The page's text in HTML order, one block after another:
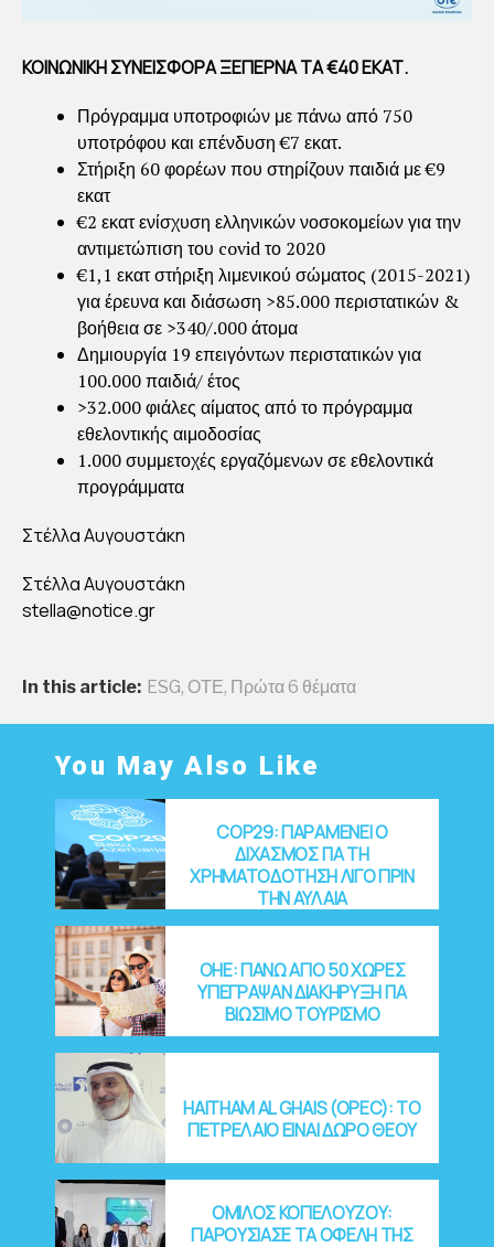
ΚΟΙΝΩΝΙΚΗ ΣΥΝΕΙΣΦΟΡΑ ΞΕΠΕΡΝΑ ΤΑ €40 ΕΚΑΤ.
Πρόγραμμα υποτροφιών με πάνω από 750
υποτρόφου και επένδυση €7 εκατ.
Στήριξη 60 φορέων που στηρίζουν παιδιά με €9
εκατ
€2 εκατ ενίσχυση ελληνικών νοσοκομείων για την
αντιμετώπιση του covid το 2020
€1,1 εκατ στήριξη λιμενικού σώματος (2015-2021)
για έρευνα και διάσωση >85.000 περιστατικών &
βοήθεια σε >340/.000 άτομα
Δημιουργία 19 επειγόντων περιστατικών για
100.000 παιδιά/ έτος
>32.000 φιάλες αίματος από το πρόγραμμα
εθελοντικής αιμοδοσίας
1.000 συμμετοχές εργαζόμενων σε εθελοντικά
προγράμματα
Στέλλα Αυγουστάκη
Στέλλα Αυγουστάκη
stella@notice.gr
In this article: ESG, ΟΤΕ, Πρώτα 6 θέματα
You May Also Like
COP29: ΠΑΡΑΜΕΝΕΙ Ο
ΔΙΧΑΣΜΟΣ ΓΙΑ ΤΗ
ΧΡΗΜΑΤΟΔΟΤΗΣΗ ΛΙΓΟ ΠΡΙΝ
ΤΗΝ ΑΥΛΑΙΑ
OHE: ΠΑΝΩ ΑΠΟ 50 ΧΩΡΕΣ
ΥΠΕΓΡΑΨΑΝ ΔΙΑΚΗΡΥΞΗ ΓΙΑ
ΒΙΩΣΙΜΟ ΤΟΥΡΙΣΜΟ
HAITHAM AL GHAIS (OPEC): ΤΟ
ΠΕΤΡΕΛΑΙΟ ΕΙΝΑΙ ΔΩΡΟ ΘΕΟΥ
ΟΜΙΛΟΣ ΚΟΠΕΛΟΥΖΟΥ:
ΠΑΡΟΥΣΙΑΣΕ ΤΑ ΟΦΕΛΗ ΤΗΣ